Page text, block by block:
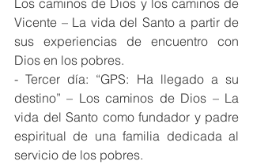
Los caminos de Dios y los caminos de
Vicente – La vida del Santo a partir de
sus experiencias de encuentro con
Dios en los pobres.
- Tercer día: “GPS: Ha llegado a su
destino” – Los caminos de Dios – La
vida del Santo como fundador y padre
espiritual de una familia dedicada al
servicio de los pobres.